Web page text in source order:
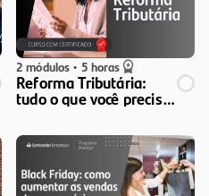
2 módulos • 5 horas
Reforma Tributária:
tudo o que você precisa